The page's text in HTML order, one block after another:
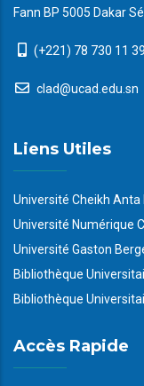
Fann BP 5005 Dakar
(+221) 78 730 11 39
clad@ucad.edu.sn
Liens Utiles
Université Cheikh Anta
Université Numérique
Université Gaston
Bibliothèque
Bibliothèque
Accès Rapide